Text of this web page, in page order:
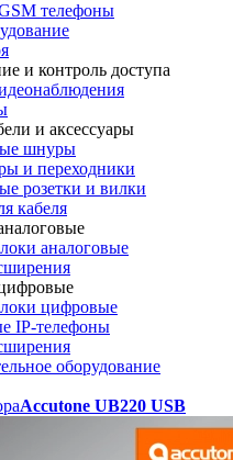
телефоны
и контроль доступа
и аксессуары
шнуры
и переходники
розетки и вилки
кабеля
аналоговые
цифровые
IP-телефоны
оборудование
Accutone UB220 USB